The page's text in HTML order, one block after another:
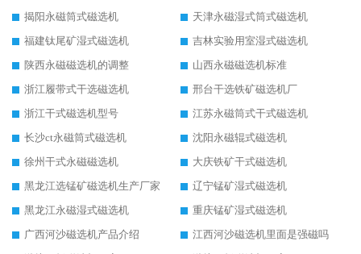
揭阳永磁筒式磁选机
天津永磁湿式筒式磁选机
福建钛尾矿湿式磁选机
吉林实验用室湿式磁选机
陕西永磁磁选机的调整
山西永磁磁选机标准
浙江履带式干选磁选机
邢台干选铁矿磁选机厂
浙江干式磁选机型号
江苏永磁筒式干式磁选机
长沙ct永磁筒式磁选机
沈阳永磁辊式磁选机
徐州干式永磁磁选机
大庆铁矿干式磁选机
黑龙江选锰矿磁选机生产厂家
辽宁锰矿湿式磁选机
黑龙江永磁湿式磁选机
重庆锰矿湿式磁选机
广西河沙磁选机产品介绍
江西河沙磁选机里面是强磁吗